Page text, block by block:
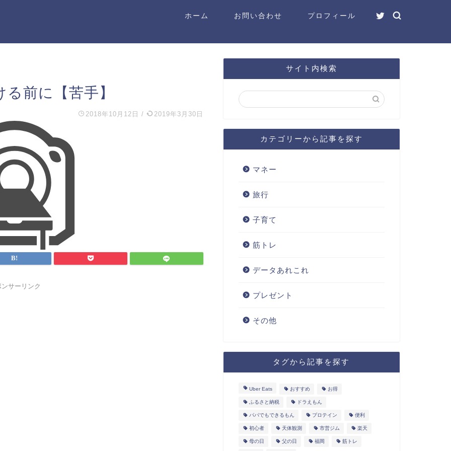
ホーム お問い合わせ プロフィール
前に【苦手】
2018年10月12日 / 2019年3月30日
サーリンク
サイト内検索
カテゴリーから記事を探す
マネー
旅行
子育て
筋トレ
データあれこれ
プレゼント
その他
タグから記事を探す
Uber Eats おすすめ お得
ふるさと納税 ドラえもん
パパでもできるもん プロテイン 便利
初心者 天体観測 市営ジム 楽天
母の日 父の日 福岡 筋トレ